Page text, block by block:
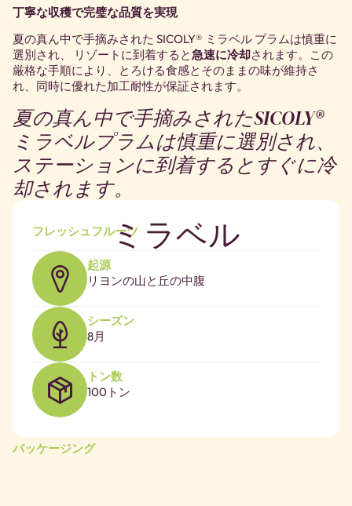
丁寧な収穫で完璧な品質を実現
夏の真ん中で手摘みされた SICOLY® ミラベル プラムは慎重に
選別され、 リゾートに到着すると急速に冷却されます。この
厳格な手順により、とろける食感とそのままの味が維持さ
れ、同時に優れた加工耐性が保証されます。
夏の真ん中で手摘みされたSICOLY®
ミラベルプラムは慎重に選別され、
ステーションに到着するとすぐに冷
却されます。
フレッシュフルーツミラベル
起源
リヨンの山と丘の中腹
シーズン
8月
トン数
100トン
パッケージング